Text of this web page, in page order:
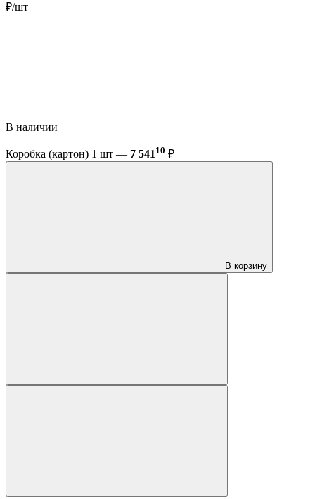
₽/шт
В наличии
Коробка (картон) 1 шт — 7 54110 ₽
В корзину